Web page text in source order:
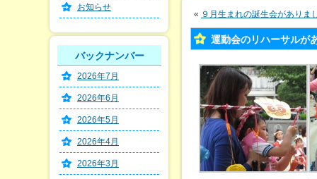
« ９月生まれの誕生会があり
運動会のリハーサルが
お知らせ
バックナンバー
2026年7月
2026年6月
2026年5月
2026年4月
2026年3月